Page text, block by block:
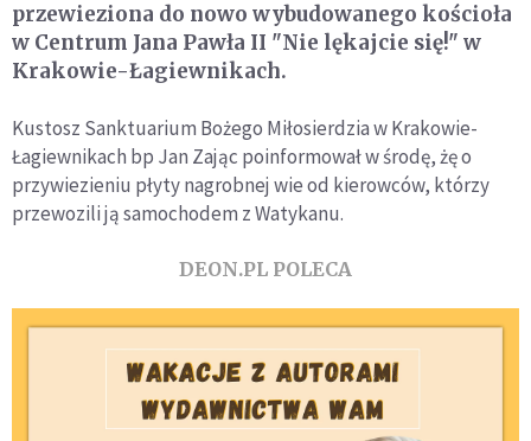
przewieziona do nowo wybudowanego kościoła
w Centrum Jana Pawła II "Nie lękajcie się!" w
Krakowie-Łagiewnikach.
Kustosz Sanktuarium Bożego Miłosierdzia w Krakowie-
Łagiewnikach bp Jan Zając poinformował w środę, żę o
przywiezieniu płyty nagrobnej wie od kierowców, którzy
przewozili ją samochodem z Watykanu.
DEON.PL POLECA